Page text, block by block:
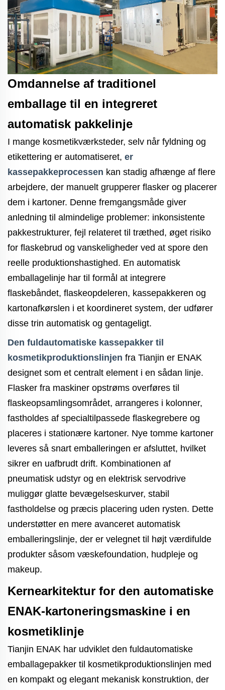
Omdannelse af traditionel
emballage til en integreret
automatisk pakkelinje
I mange kosmetikværksteder, selv når fyldning og
etikettering er automatiseret, er
kassepakkeprocessen kan stadig afhænge af flere
arbejdere, der manuelt grupperer flasker og placerer
dem i kartoner. Denne fremgangsmåde giver
anledning til almindelige problemer: inkonsistente
pakkestrukturer, fejl relateret til træthed, øget risiko
for flaskebrud og vanskeligheder ved at spore den
reelle produktionshastighed. En automatisk
emballagelinje har til formål at integrere
flaskebåndet, flaskeopdeleren, kassepakkeren og
kartonafkørslen i et koordineret system, der udfører
disse trin automatisk og gentageligt.
Den fuldautomatiske kassepakker til
kosmetikproduktionslinjen fra Tianjin er ENAK
designet som et centralt element i en sådan linje.
Flasker fra maskiner opstrøms overføres til
flaskeopsamlingsområdet, arrangeres i kolonner,
fastholdes af specialtilpassede flaskegrebere og
placeres i stationære kartoner. Nye tomme kartoner
leveres så snart emballeringen er afsluttet, hvilket
sikrer en uafbrudt drift. Kombinationen af
pneumatisk udstyr og en elektrisk servodrive
muliggør glatte bevægelseskurver, stabil
fastholdelse og præcis placering uden rysten. Dette
understøtter en mere avanceret automatisk
emballeringslinje, der er velegnet til højt værdifulde
produkter såsom væskefoundation, hudpleje og
makeup.
Kernearkitektur for den automatiske
ENAK-kartoneringsmaskine i en
kosmetiklinje
Tianjin ENAK har udviklet den fuldautomatiske
emballagepakker til kosmetikproduktionslinjen med
en kompakt og elegant mekanisk konstruktion, der